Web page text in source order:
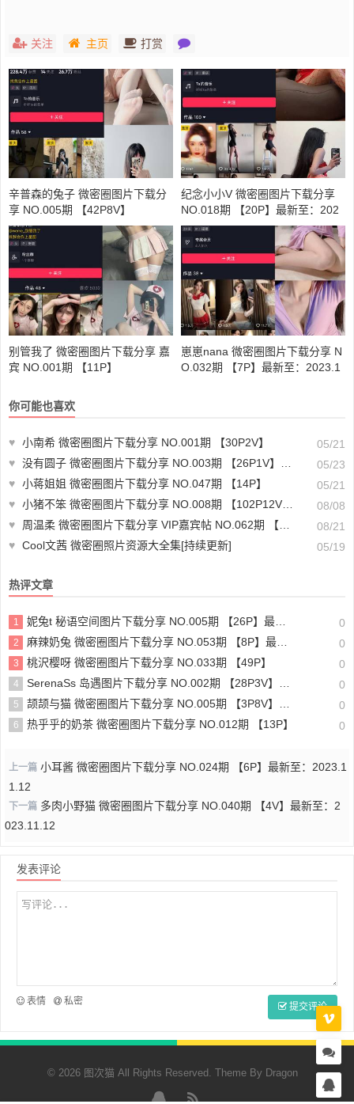
关注 主页 打赏
辛普森的兔子 微密圈图片下载分
享 NO.005期 【42P8V】
纪念小小V 微密圈图片下载分享
NO.018期 【20P】最新至：202
4.9.28
别管我了 微密圈图片下载分享 嘉
宾 NO.001期 【11P】
崽崽nana 微密圈图片下载分享 N
O.032期 【7P】最新至：2023.1
你可能也喜欢
♥ 小南希 微密圈图片下载分享 NO.001期 【30P2V】
05/21
♥ 没有圆子 微密圈图片下载分享 NO.003期 【26P1V】最新至：2024.1.28
05/23
♥ 小蒋姐姐 微密圈图片下载分享 NO.047期 【14P】
05/21
♥ 小猪不笨 微密圈图片下载分享 NO.008期 【102P12V】最新至：2024.8.5
08/08
♥
周温柔 微密圈图片下载分享 VIP嘉宾帖 NO.062期 【20P】最新至：2024.8.19
08/21
♥ Cool文茜 微密圈照片资源大全集[持续更新] 05/19
热评文章
1 妮兔t 秘语空间图片下载分享 NO.005期 【26P】最新至：2025.6.11 0
2 麻辣奶兔 微密圈图片下载分享 NO.053期 【8P】最新至：2023.11.18 0
3 桃沢樱呀 微密圈图片下载分享 NO.033期 【49P】 0
4 SerenaSs 岛遇图片下载分享 NO.002期 【28P3V】最新至：2025.6.19 0
5 颉颉与猫 微密圈图片下载分享 NO.005期 【3P8V】最新至：2023.11.20 0
6 热乎乎的奶茶 微密圈图片下载分享 NO.012期 【13P】 0
上一篇 小耳酱 微密圈图片下载分享 NO.024期 【6P】最新至：2023.1
1.12
下一篇 多肉小野猫 微密圈图片下载分享 NO.040期 【4V】最新至：2
023.11.12
发表评论
表情 私密 提交评论
© 2026 图次猫 All Rights Reserved. Theme By Dragon